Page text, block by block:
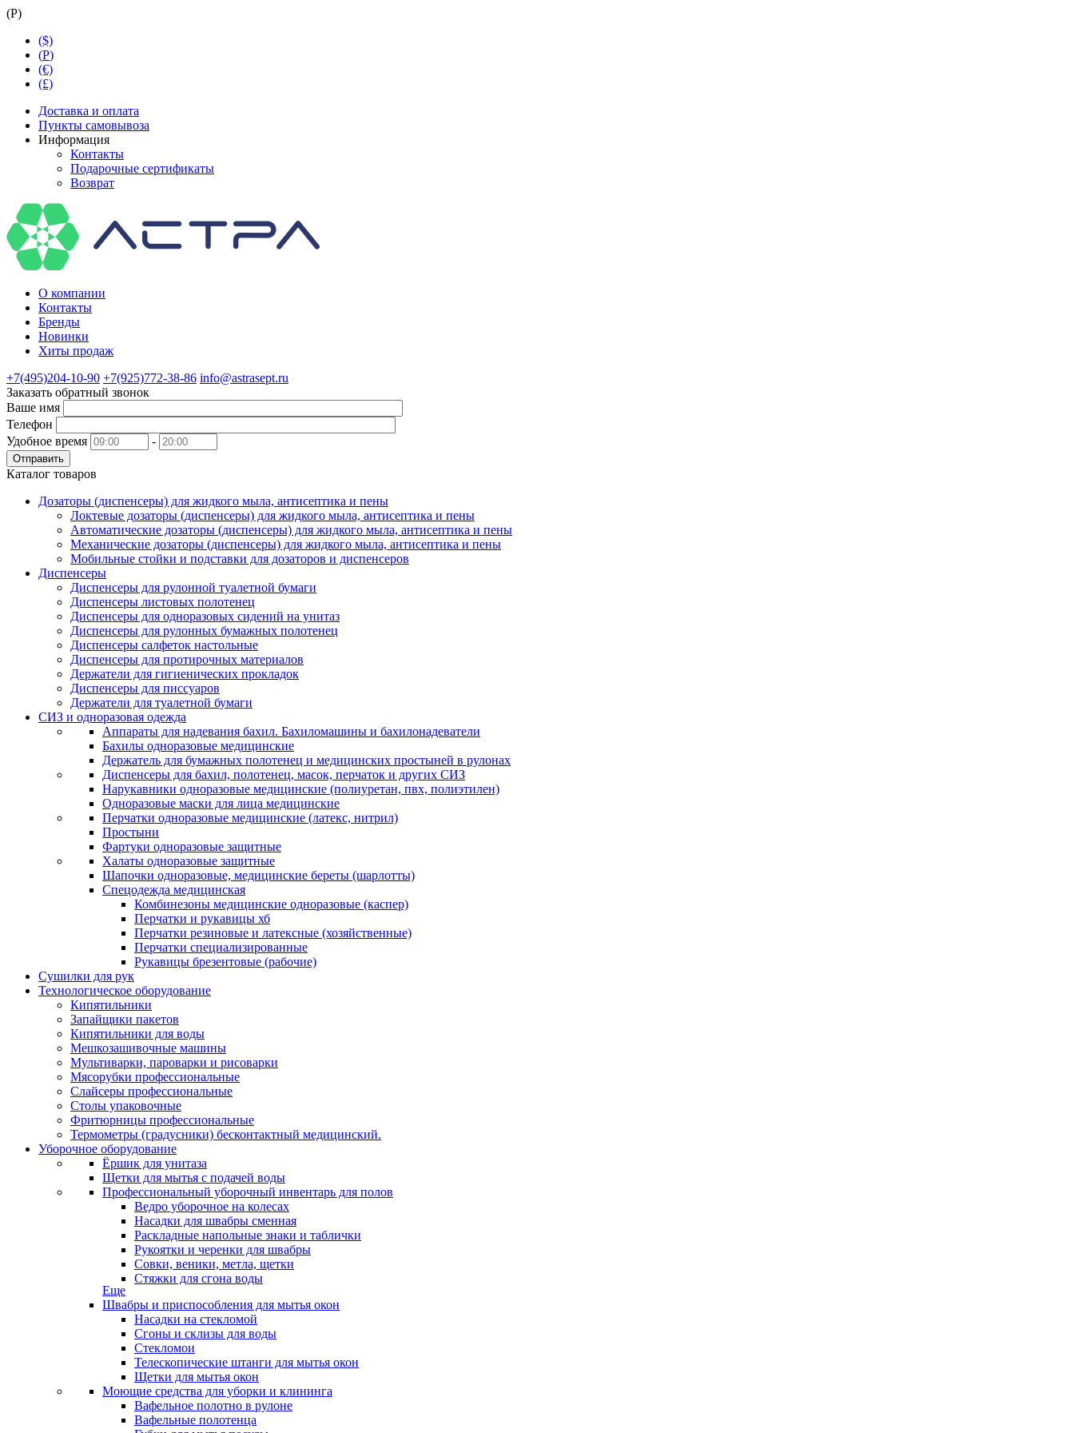
(Р)
($)
(Р)
(€)
(£)
Доставка и оплата
Пункты самовывоза
Информация
Контакты
Подарочные сертификаты
Возврат
О компании
Контакты
Бренды
Новинки
Хиты продаж
+7(495)204-10-90 +7(925)772-38-86 info@astrasept.ru
Заказать обратный звонок
Ваше имя
Телефон
Удобное время
-
Отправить
Каталог товаров
Дозаторы (диспенсеры) для жидкого мыла, антисептика и пены
Локтевые дозаторы (диспенсеры) для жидкого мыла, антисептика и пены
Автоматические дозаторы (диспенсеры) для жидкого мыла, антисептика и пены
Механические дозаторы (диспенсеры) для жидкого мыла, антисептика и пены
Мобильные стойки и подставки для дозаторов и диспенсеров
Диспенсеры
Диспенсеры для рулонной туалетной бумаги
Диспенсеры листовых полотенец
Диспенсеры для одноразовых сидений на унитаз
Диспенсеры для рулонных бумажных полотенец
Диспенсеры салфеток настольные
Диспенсеры для протирочных материалов
Держатели для гигиенических прокладок
Диспенсеры для писсуаров
Держатели для туалетной бумаги
СИЗ и одноразовая одежда
Аппараты для надевания бахил. Бахиломашины и бахилонадеватели
Бахилы одноразовые медицинские
Держатель для бумажных полотенец и медицинских простыней в рулонах
Диспенсеры для бахил, полотенец, масок, перчаток и других СИЗ
Нарукавники одноразовые медицинские (полиуретан, пвх, полиэтилен)
Одноразовые маски для лица медицинские
Перчатки одноразовые медицинские (латекс, нитрил)
Простыни
Фартуки одноразовые защитные
Халаты одноразовые защитные
Шапочки одноразовые, медицинские береты (шарлотты)
Спецодежда медицинская
Комбинезоны медицинские одноразовые (каспер)
Перчатки и рукавицы хб
Перчатки резиновые и латексные (хозяйственные)
Перчатки специализированные
Рукавицы брезентовые (рабочие)
Сушилки для рук
Технологическое оборудование
Кипятильники
Запайщики пакетов
Кипятильники для воды
Мешкозашивочные машины
Мультиварки, пароварки и рисоварки
Мясорубки профессиональные
Слайсеры профессиональные
Столы упаковочные
Фритюрницы профессиональные
Термометры (градусники) бесконтактный медицинский.
Уборочное оборудование
Ёршик для унитаза
Щетки для мытья с подачей воды
Профессиональный уборочный инвентарь для полов
Ведро уборочное на колесах
Насадки для швабры сменная
Раскладные напольные знаки и таблички
Рукоятки и черенки для швабры
Совки, веники, метла, щетки
Стяжки для сгона воды
Еще
Швабры и приспособления для мытья окон
Насадки на стекломой
Сгоны и склизы для воды
Стекломои
Телескопические штанги для мытья окон
Щетки для мытья окон
Моющие средства для уборки и клининга
Вафельное полотно в рулоне
Вафельные полотенца